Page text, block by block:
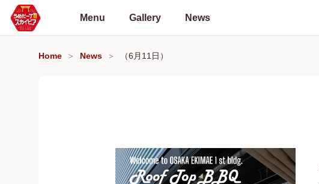
Menu Gallery News
Home News （6月11日）